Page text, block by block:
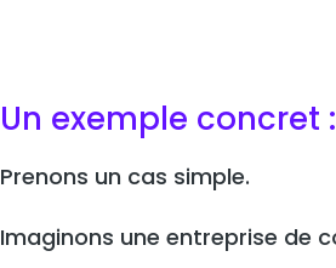
Un exemple concret
Prenons un cas simple.
Imaginons une entreprise de